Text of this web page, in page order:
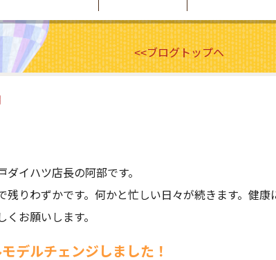
<<ブログトップへ
ダイハツ店長の阿部です。
残りわずかです。何かと忙しい日々が続きます。健康
くお願いします。
デルチェンジしました！